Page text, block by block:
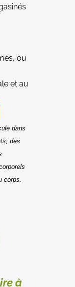
ou
et au
dans
des
corps.
à